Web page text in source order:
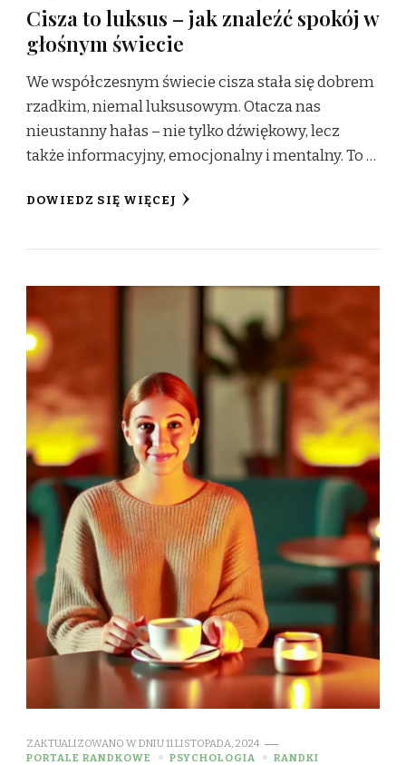
Cisza to luksus – jak znaleźć spokój w
głośnym świecie
We współczesnym świecie cisza stała się dobrem
rzadkim, niemal luksusowym. Otacza nas
nieustanny hałas – nie tylko dźwiękowy, lecz
także informacyjny, emocjonalny i mentalny. To …
DOWIEDZ SIĘ WIĘCEJ
ZAKTUALIZOWANO W DNIU11 LISTOPADA, 2024
PORTALE RANDKOWE
PSYCHOLOGIA RANDKI